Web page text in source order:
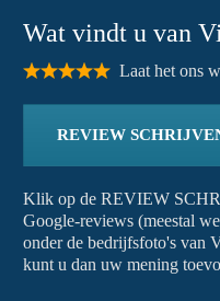
Wat vindt u van
Laat het ons
REVIEW
Klik op de REVIEW
Google-reviews (meestal
onder de bedrijfsfoto's van
kunt u dan uw mening